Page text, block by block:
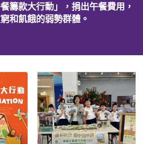
籌款大行動」，捐出午餐費用，
和飢餓的弱勢群體。
是，幫助貧困孩子以知識改變命
米校園大使」，於校園內自置米
氣候變化與貧窮的關係。
米校園大使」，於校園內自置米
氣候變化與貧窮的關係。
款活動。學生分別體驗貧窮人及
中的貧富不均，了解及反思資源
，所籌得的款項捐助給樂施會，
的扶貧項目。
並設置籌款攤位，以行動支持貧
關心世界貧窮問題。